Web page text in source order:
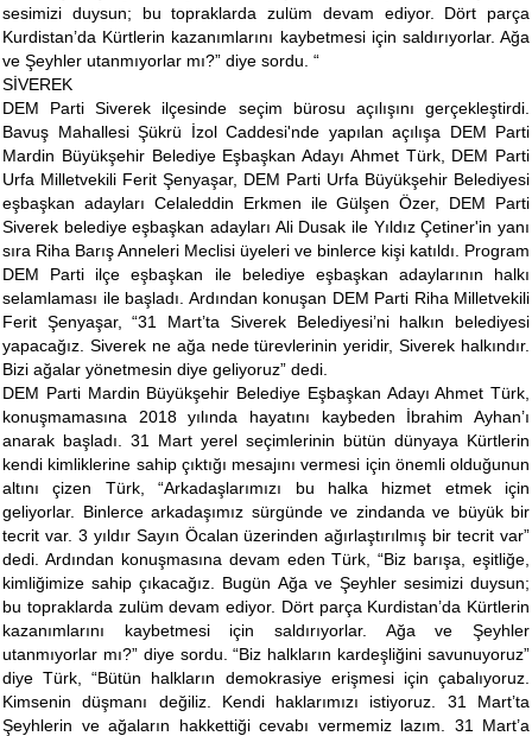
sesimizi duysun; bu topraklarda zulüm devam ediyor. Dört parça
Kurdistan’da Kürtlerin kazanımlarını kaybetmesi için saldırıyorlar. Ağa
ve Şeyhler utanmıyorlar mı?” diye sordu. “
SİVEREK
DEM Parti Siverek ilçesinde seçim bürosu açılışını gerçekleştirdi.
Bavuş Mahallesi Şükrü İzol Caddesi'nde yapılan açılışa DEM Parti
Mardin Büyükşehir Belediye Eşbaşkan Adayı Ahmet Türk, DEM Parti
Urfa Milletvekili Ferit Şenyaşar, DEM Parti Urfa Büyükşehir Belediyesi
eşbaşkan adayları Celaleddin Erkmen ile Gülşen Özer, DEM Parti
Siverek belediye eşbaşkan adayları Ali Dusak ile Yıldız Çetiner'in yanı
sıra Riha Barış Anneleri Meclisi üyeleri ve binlerce kişi katıldı. Program
DEM Parti ilçe eşbaşkan ile belediye eşbaşkan adaylarının halkı
selamlaması ile başladı. Ardından konuşan DEM Parti Riha Milletvekili
Ferit Şenyaşar, “31 Mart’ta Siverek Belediyesi’ni halkın belediyesi
yapacağız. Siverek ne ağa nede türevlerinin yeridir, Siverek halkındır.
Bizi ağalar yönetmesin diye geliyoruz” dedi.
DEM Parti Mardin Büyükşehir Belediye Eşbaşkan Adayı Ahmet Türk,
konuşmamasına 2018 yılında hayatını kaybeden İbrahim Ayhan’ı
anarak başladı. 31 Mart yerel seçimlerinin bütün dünyaya Kürtlerin
kendi kimliklerine sahip çıktığı mesajını vermesi için önemli olduğunun
altını çizen Türk, “Arkadaşlarımızı bu halka hizmet etmek için
geliyorlar. Binlerce arkadaşımız sürgünde ve zindanda ve büyük bir
tecrit var. 3 yıldır Sayın Öcalan üzerinden ağırlaştırılmış bir tecrit var”
dedi. Ardından konuşmasına devam eden Türk, “Biz barışa, eşitliğe,
kimliğimize sahip çıkacağız. Bugün Ağa ve Şeyhler sesimizi duysun;
bu topraklarda zulüm devam ediyor. Dört parça Kurdistan’da Kürtlerin
kazanımlarını kaybetmesi için saldırıyorlar. Ağa ve Şeyhler
utanmıyorlar mı?” diye sordu. “Biz halkların kardeşliğini savunuyoruz”
diye Türk, “Bütün halkların demokrasiye erişmesi için çabalıyoruz.
Kimsenin düşmanı değiliz. Kendi haklarımızı istiyoruz. 31 Mart’ta
Şeyhlerin ve ağaların hakkettiği cevabı vermemiz lazım. 31 Mart’a